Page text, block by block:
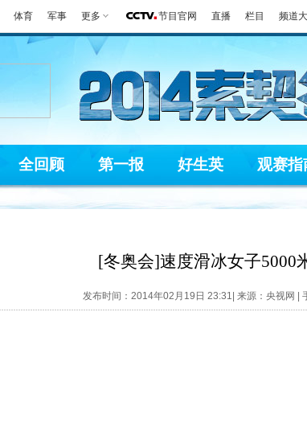
体育 军事 更多 节目官网 直播 栏目 频道
全回顾 第一报 好生英 观赛指
[冬奥会]速度滑冰女子5000
发布时间：2014年02月19日 23:31| 来源：央视网 |